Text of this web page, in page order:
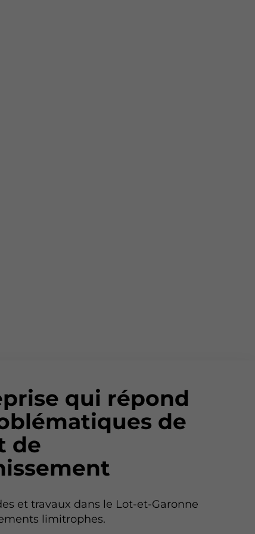
qui répond
de
de
et travaux dans le Lot-et-Garonne
limitrophes.